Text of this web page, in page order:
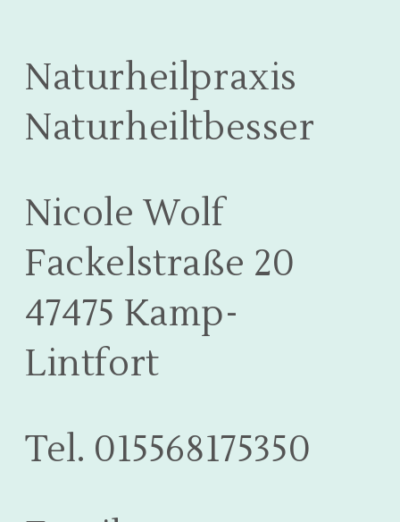
Naturheilpraxis
Naturheiltbesser
Nicole Wolf
Fackelstraße 20
47475 Kamp-
Lintfort
Tel. 015568175350